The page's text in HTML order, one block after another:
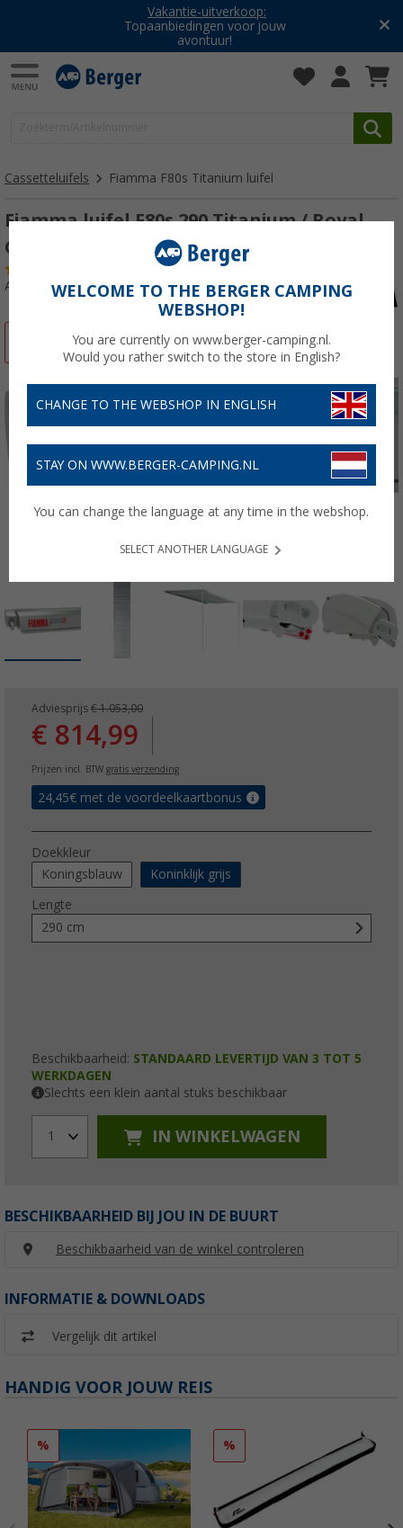
Vakantie-uitverkoop:
Topaanbiedingen voor jouw
avontuur!
Cassetteluifels Fiamma F80s Titanium luifel
Fiamma luifel F80s 290 Titanium / Royal
Grey 290 cm
Artikelnr: 349321
Adviesprijs € 1.053,00
€ 814,99
Prijzen incl. BTW gratis verzending
24,45€ met de voordeelkaartbonus
Doekkleur
Koningsblauw
Koninklijk grijs
Lengte
290 cm
Beschikbaarheid: STANDAARD LEVERTIJD VAN 3 TOT 5
WERKDAGEN
Slechts een klein aantal stuks beschikbaar
1 IN WINKELWAGEN
BESCHIKBAARHEID BIJ JOU IN DE BUURT
Beschikbaarheid van de winkel controleren
INFORMATIE & DOWNLOADS
Vergelijk dit artikel
HANDIG VOOR JOUW REIS
% %
WELCOME TO THE BERGER CAMPING
WEBSHOP!
You are currently on www.berger-camping.nl.
Would you rather switch to the store in English?
CHANGE TO THE WEBSHOP IN ENGLISH
STAY ON WWW.BERGER-CAMPING.NL
You can change the language at any time in the webshop.
SELECT ANOTHER LANGUAGE